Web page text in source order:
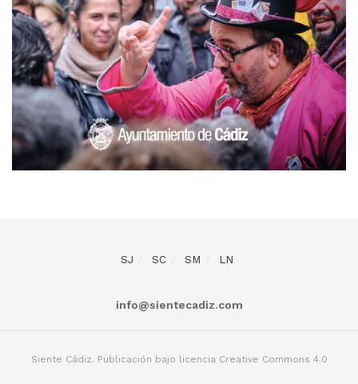
SJ SC SM LN
info@sientecadiz.com
Siente Cádiz. Publicación bajo licencia Creative Commons 4.0